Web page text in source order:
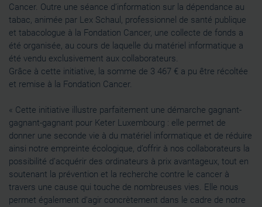
Cancer. Outre une séance d’information sur la dépendance au
tabac, animée par Lex Schaul, professionnel de santé publique
et tabacologue à la Fondation Cancer, une collecte de fonds a
été organisée, au cours de laquelle du matériel informatique a
été vendu exclusivement aux collaborateurs.
Grâce à cette initiative, la somme de 3 467 € a pu être récoltée
et remise à la Fondation Cancer.
« Cette initiative illustre parfaitement une démarche gagnant-
gagnant-gagnant pour Keter Luxembourg : elle permet de
donner une seconde vie à du matériel informatique et de réduire
ainsi notre empreinte écologique, d’offrir à nos collaborateurs la
possibilité d’acquérir des ordinateurs à prix avantageux, tout en
soutenant la prévention et la recherche contre le cancer à
travers une cause qui touche de nombreuses vies. Elle nous
permet également d’agir concrètement dans le cadre de notre